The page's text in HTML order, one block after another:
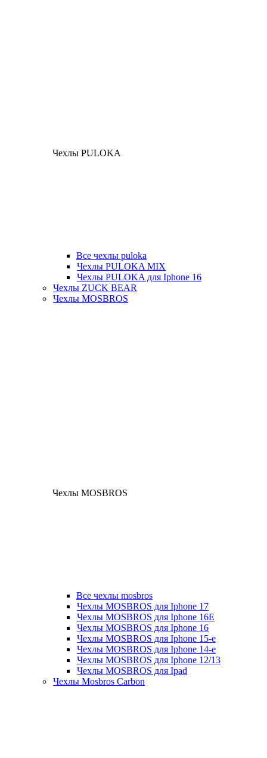
Чехлы PULOKA
Все чехлы puloka
Чехлы PULOKA MIX
Чехлы PULOKA для Iphone 16
Чехлы ZUCK BEAR
Чехлы MOSBROS
Чехлы MOSBROS
Все чехлы mosbros
Чехлы MOSBROS для Iphone 17
Чехлы MOSBROS для Iphone 16E
Чехлы MOSBROS для Iphone 16
Чехлы MOSBROS для Iphone 15-е
Чехлы MOSBROS для Iphone 14-е
Чехлы MOSBROS для Iphone 12/13
Чехлы MOSBROS для Ipad
Чехлы Mosbros Carbon